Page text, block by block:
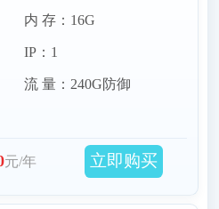
内 存：16G
IP：1
流 量：240G防御
元/年 立即购买